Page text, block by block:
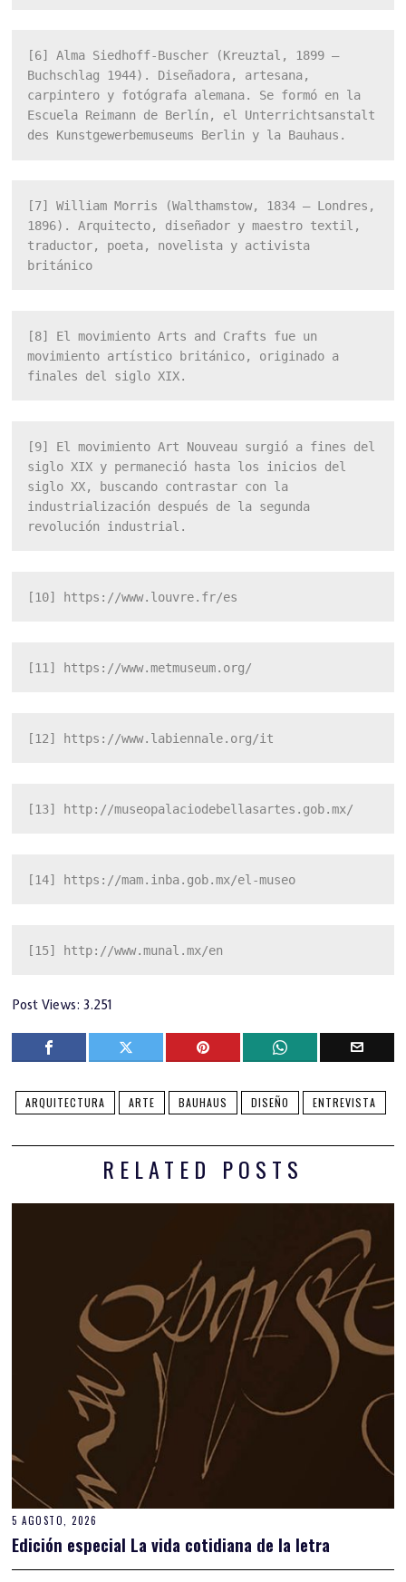
[6]
Alma Siedhoff-Buscher (Kreuztal, 1899 –
Buchschlag 1944). Diseñadora, artesana,
carpintero y fotógrafa alemana. Se formó en la
Escuela Reimann de Berlín, el Unterrichtsanstalt
des Kunstgewerbemuseums Berlin y la Bauhaus.
[7]
William Morris (Walthamstow, 1834 – Londres,
1896). Arquitecto, diseñador y maestro textil,
traductor, poeta, novelista y activista
británico
[8]
El movimiento Arts and Crafts fue un
movimiento artístico británico, originado a
finales del siglo XIX.
[9]
El movimiento Art Nouveau surgió a fines del
siglo XIX y permaneció hasta los inicios del
siglo XX, buscando contrastar con la
industrialización después de la segunda
revolución industrial.
[10] https://www.louvre.fr/es
[11] https://www.metmuseum.org/
[12] https://www.labiennale.org/it
[13] http://museopalaciodebellasartes.gob.mx/
[14] https://mam.inba.gob.mx/el-museo
[15] http://www.munal.mx/en
Post Views: 3.251
ARQUITECTURA ARTE BAUHAUS DISEÑO ENTREVISTA
RELATED POSTS
5 AGOSTO, 2026
Edición especial La vida cotidiana de la letra